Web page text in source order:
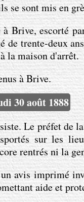
se sont mis en
Brive, escorté
de trente-deux
la maison d'arrêt.
30 août 1888
Le préfet de
sur les
rentrés ni la
avis imprimé
aide et